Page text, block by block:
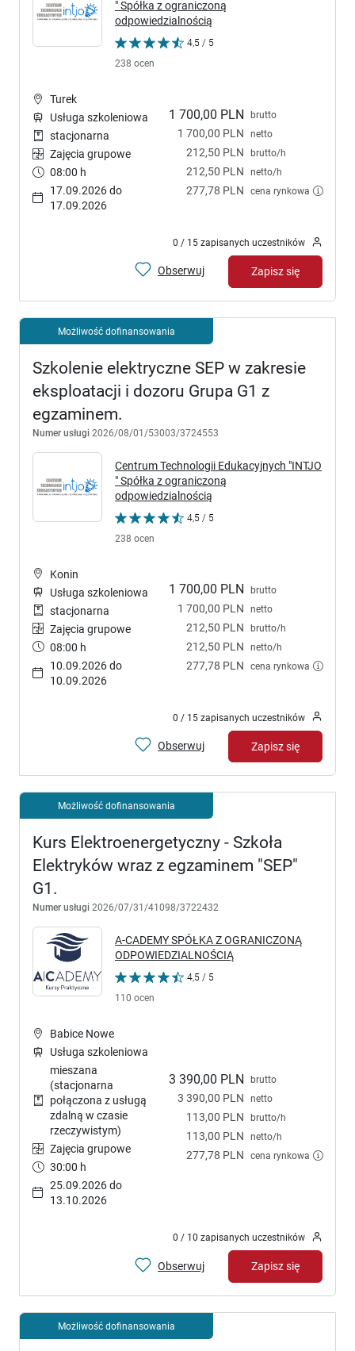
" Spółka z ograniczoną
odpowiedzialnością
4,5 / 5
238 ocen
1 700,00 PLN brutto
1 700,00 PLN netto
212,50 PLN brutto/h
212,50 PLN netto/h
277,78 PLN cena rynkowa
Turek
Usługa szkoleniowa
stacjonarna
Zajęcia grupowe
08:00 h
17.09.2026 do
17.09.2026
0 / 15 zapisanych uczestników
Obserwuj Zapisz się
Możliwość dofinansowania
Szkolenie elektryczne SEP w zakresie
eksploatacji i dozoru Grupa G1 z
egzaminem.
Numer usługi 2026/08/01/53003/3724553
Centrum Technologii Edukacyjnych "INTJO
" Spółka z ograniczoną
odpowiedzialnością
4,5 / 5
238 ocen
1 700,00 PLN brutto
1 700,00 PLN netto
212,50 PLN brutto/h
212,50 PLN netto/h
277,78 PLN cena rynkowa
Konin
Usługa szkoleniowa
stacjonarna
Zajęcia grupowe
08:00 h
10.09.2026 do
10.09.2026
0 / 15 zapisanych uczestników
Obserwuj Zapisz się
Możliwość dofinansowania
Kurs Elektroenergetyczny - Szkoła
Elektryków wraz z egzaminem "SEP"
G1.
Numer usługi 2026/07/31/41098/3722432
A-CADEMY SPÓŁKA Z OGRANICZONĄ
ODPOWIEDZIALNOŚCIĄ
4,5 / 5
110 ocen
3 390,00 PLN brutto
3 390,00 PLN netto
113,00 PLN brutto/h
113,00 PLN netto/h
277,78 PLN cena rynkowa
Babice Nowe
Usługa szkoleniowa
mieszana
(stacjonarna
połączona z usługą
zdalną w czasie
rzeczywistym)
Zajęcia grupowe
30:00 h
25.09.2026 do
13.10.2026
0 / 10 zapisanych uczestników
Obserwuj Zapisz się
Możliwość dofinansowania